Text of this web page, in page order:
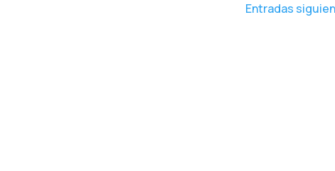
Entradas